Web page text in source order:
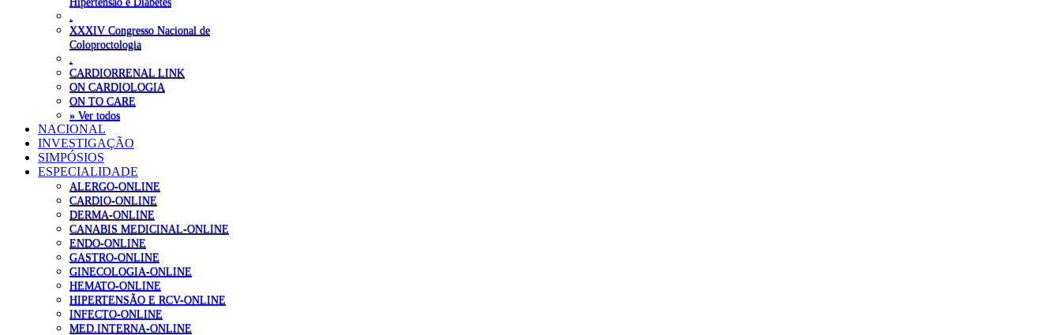
XXXIV Congresso Nacional de
Coloproctologia
CARDIORRENAL LINK
ON CARDIOLOGIA
ON TO CARE
» Ver todos
NACIONAL
INVESTIGAÇÃO
SIMPÓSIOS
ESPECIALIDADE
ALERGO-ONLINE
CARDIO-ONLINE
DERMA-ONLINE
CANABIS MEDICINAL-ONLINE
ENDO-ONLINE
GASTRO-ONLINE
GINECOLOGIA-ONLINE
HEMATO-ONLINE
HIPERTENSÃO E RCV-ONLINE
INFECTO-ONLINE
MED.INTERNA-ONLINE